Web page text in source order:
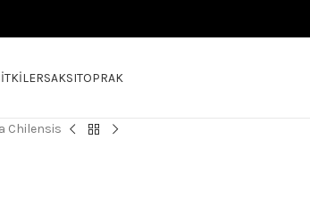
SAKSITOPRAK
Chilensis